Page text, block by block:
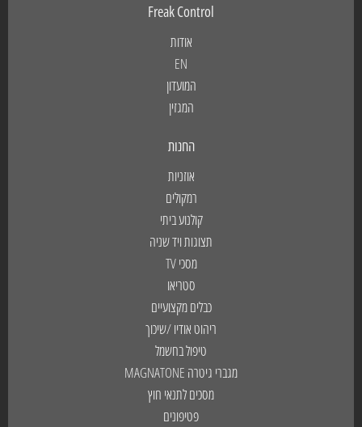
Freak Control
אודות
EN
המועדון
המגזין
החנות
אוזניות
רמקולים
קולנוע ביתי
תצוגות ויד שניה
מסכי TV
סטריאו
כבלים מקצועיים
ריהוט אודיו /שיכוך
טיפול בחשמל
מגברי גיטרה MAGNATONE
מסכים לתנאי חוץ
פטיפונים